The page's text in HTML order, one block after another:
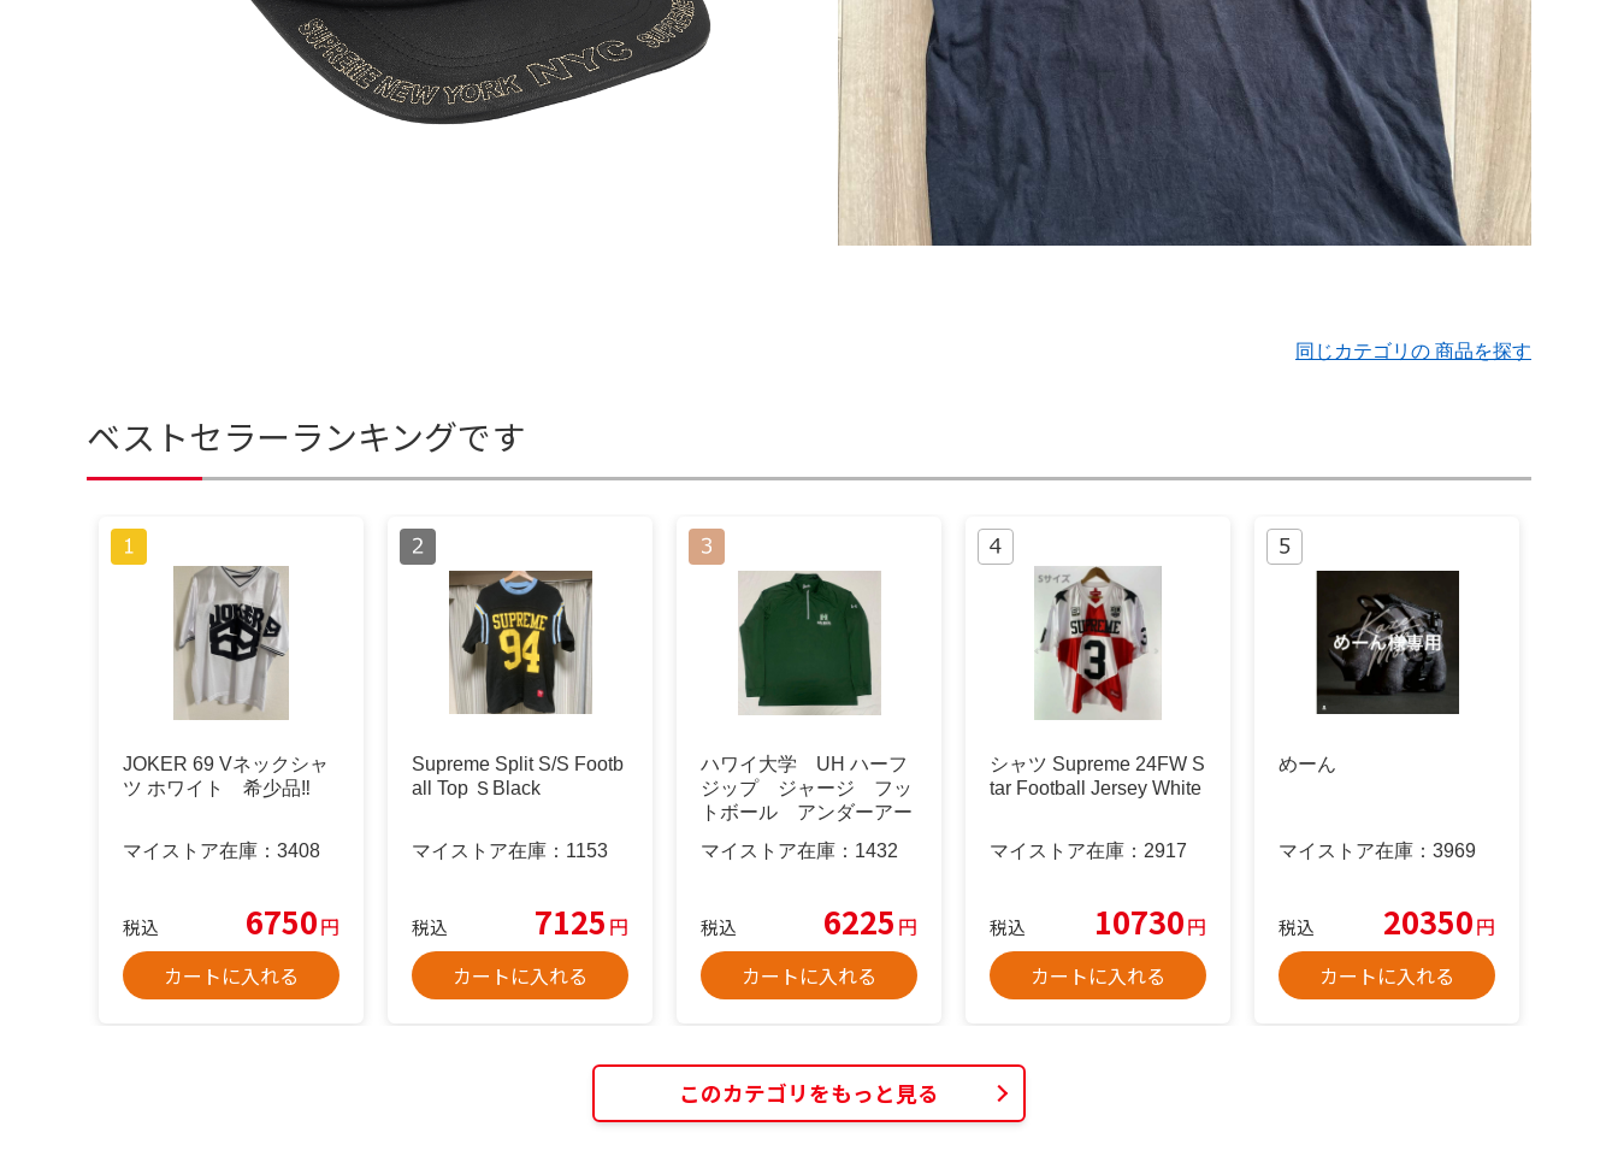
同じカテゴリの 商品を探す
ベストセラーランキングです
JOKER 69 Vネックシャ
ツ ホワイト 希少品‼️
マイストア在庫： 3408
税込 6750円
カートに入れる
Supreme Split S/S Footb
all Top ＳBlack
マイストア在庫： 1153
税込 7125 円
カートに入れる
ハワイ大学 UH ハーフ
ジップ ジャージ フッ
トボール アンダーアー
マイストア在庫： 1432
税込 6225 円
カートに入れる
シャツ Supreme 24FW S
tar Football Jersey White
マイストア在庫： 2917
税込 10730円
カートに入れる
めーん
マイストア在庫： 3969
税込 20350円
カートに入れる
このカテゴリをもっと見る